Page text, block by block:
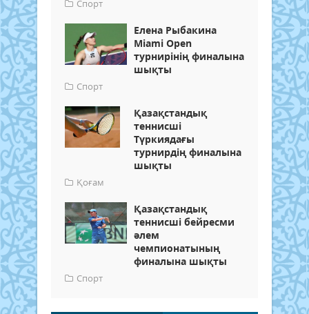
Спорт
Елена Рыбакина
Miami Open
турнирінің финалына
шықты
Спорт
Қазақстандық
теннисші
Түркиядағы
турнирдің финалына
шықты
Қоғам
Қазақстандық
теннисші бейресми
әлем
чемпионатының
финалына шықты
Спорт